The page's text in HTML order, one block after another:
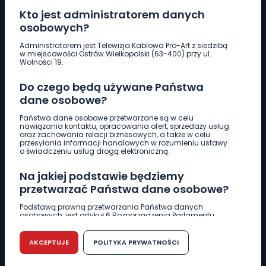
Kto jest administratorem danych
osobowych?
Administratorem jest Telewizja Kablowa Pro-Art z siedzibą
w miejscowości Ostrów Wielkopolski (63-400) przy ul.
Wolności 19.
Do czego będą używane Państwa
dane osobowe?
Państwa dane osobowe przetwarzane są w celu
nawiązania kontaktu, opracowania ofert, sprzedaży usług
oraz zachowania relacji biznesowych, a także w celu
przesyłania informacji handlowych w rozumieniu ustawy
o świadczeniu usług drogą elektroniczną.
Na jakiej podstawie będziemy
przetwarzać Państwa dane osobowe?
Podstawą prawną przetwarzania Państwa danych
osobowych, jest artykuł 6 Rozporządzenia Parlamentu
r. w sprawie ochrony osób fizycznych w związku z
przetwarzaniem danych osobowych w sprawie
swobodnego przepływu takich danych oraz uchylenia
dyrektywy 95/46/WE (RODO).
AKCEPTUJE POLITYKA PRYWATNOŚCI
Pobierz logotyp
661 997 997
REDAKCJA
62 735 22 22redakcja@wlkp24.info
DZIAŁ REKLAMY
62 735 01 85 reklama@wlkp24.info
WIADOMOŚCI
CIEKAWOSTKI